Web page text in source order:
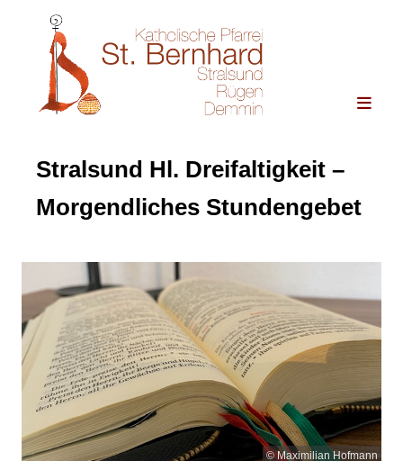
Stralsund Hl. Dreifaltigkeit –
Morgendliches Stundengebet
© Maximilian Hofmann